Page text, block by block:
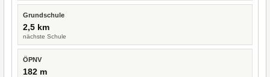
Grundschule
2,5 km
nächste Schule
ÖPNV
182 m